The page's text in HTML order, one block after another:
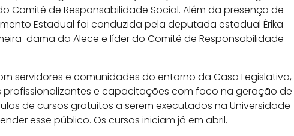
Comitê de Responsabilidade Social. Além da presença de
Estadual foi conduzida pela deputada estadual Érika
dama da Alece e líder do Comitê de Responsabilidade
servidores e comunidades do entorno da Casa Legislativa,
e capacitações com foco na geração de
de cursos gratuitos a serem executados na Universidade
esse público. Os cursos iniciam já em abril.